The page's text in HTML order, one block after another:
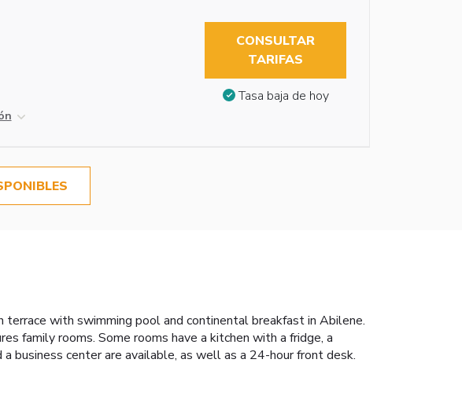
CONSULTAR
TARIFAS
Tasa baja de hoy
with swimming pool and continental breakfast in Abilene.
family rooms. Some rooms have a kitchen with a fridge, a
business center are available, as well as a 24-hour front desk.